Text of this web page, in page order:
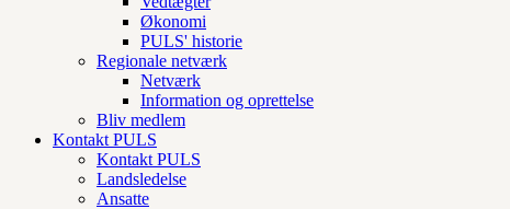
Økonomi
PULS' historie
Regionale netværk
Netværk
Information og oprettelse
Bliv medlem
Kontakt PULS
Kontakt PULS
Landsledelse
Ansatte